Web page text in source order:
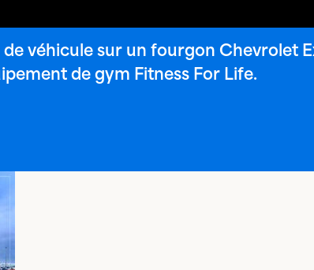
véhicule sur un fourgon Chevrolet
de gym Fitness For Life.